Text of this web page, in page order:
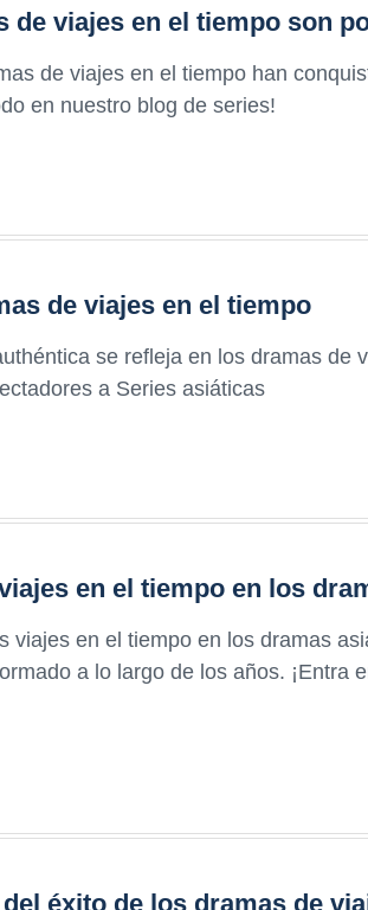
de viajes en el tiempo son
de viajes en el tiempo han
en nuestro blog de series!
de viajes en el tiempo
se refleja en los dramas de
a Series asiáticas
en el tiempo en los
viajes en el tiempo en los dramas
a lo largo de los años. ¡Entra
éxito de los dramas de